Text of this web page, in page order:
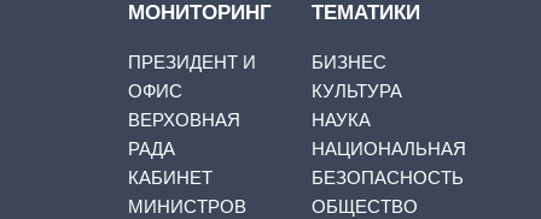
МОНИТОРИНГ
ПРЕЗИДЕНТ И
ОФИС
ВЕРХОВНАЯ
РАДА
КАБИНЕТ
МИНИСТРОВ
ТЕМАТИКИ
БИЗНЕС
КУЛЬТУРА
НАУКА
НАЦИОНАЛЬНАЯ
БЕЗОПАСНОСТЬ
ОБЩЕСТВО